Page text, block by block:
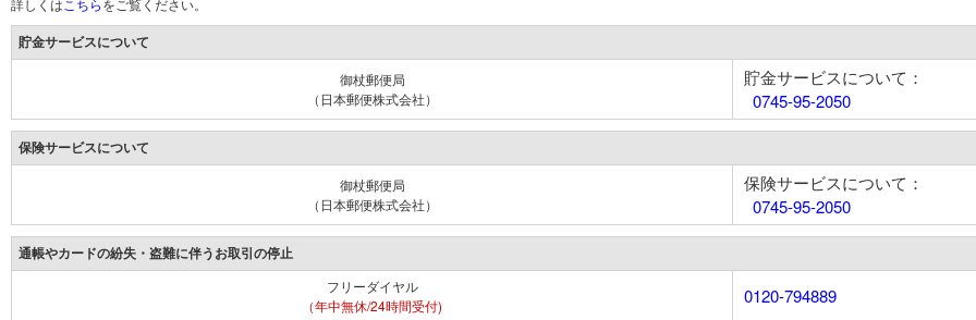
詳しくは こちらをご覧ください。
貯金サービスについて
御杖郵便局
（日本郵便株式会社）
貯金サービスについて：
0745-95-2050
保険サービスについて
御杖郵便局
（日本郵便株式会社）
保険サービスについて：
0745-95-2050
通帳やカードの紛失・盗難に伴うお取引の停止
フリーダイヤル
（年中無休/24時間受付)
0120-794889